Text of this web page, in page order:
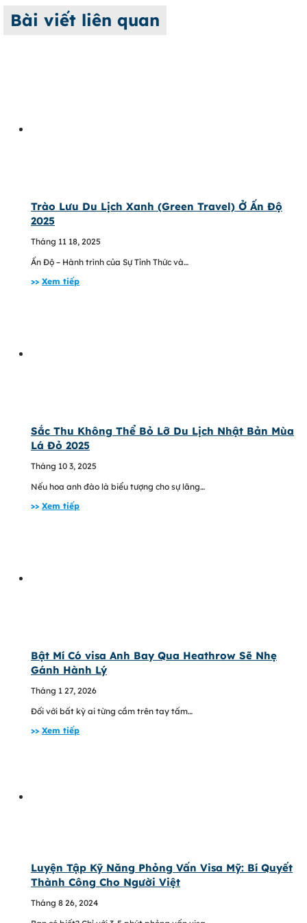
Bài viết liên quan
Trào Lưu Du Lịch Xanh (Green Travel) Ở Ấn Độ
2025
Tháng 11 18, 2025
Ấn Độ – Hành trình của Sự Tỉnh Thức và…
>> Xem tiếp
Sắc Thu Không Thể Bỏ Lỡ Du Lịch Nhật Bản Mùa
Lá Đỏ 2025
Tháng 10 3, 2025
Nếu hoa anh đào là biểu tượng cho sự lãng…
>> Xem tiếp
Bật Mí Có visa Anh Bay Qua Heathrow Sẽ Nhẹ
Gánh Hành Lý
Tháng 1 27, 2026
Đối với bất kỳ ai từng cầm trên tay tấm…
>> Xem tiếp
Luyện Tập Kỹ Năng Phỏng Vấn Visa Mỹ: Bí Quyết
Thành Công Cho Người Việt
Tháng 8 26, 2024